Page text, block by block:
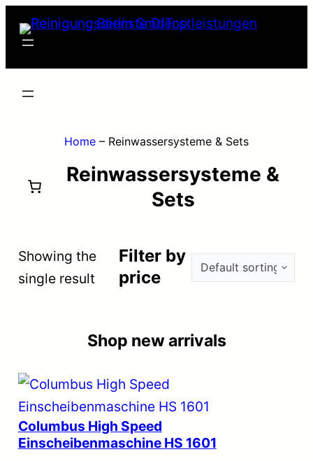
Skip
Home – Reinwassersysteme & Sets
Reinwassersysteme &
Sets
Showing the
single result
Filter by
price
Shop new arrivals
Columbus High Speed
Einscheibenmaschine HS 1601